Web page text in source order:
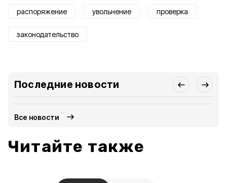
распоряжение увольнение проверка
законодательство
Последние новости
Все новости
Читайте также